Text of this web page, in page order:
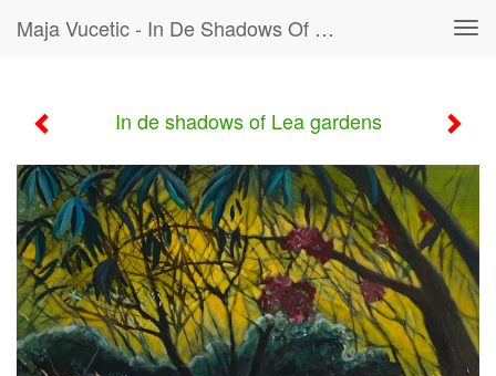
Maja Vucetic - In De Shadows Of Lea Gardens
In de shadows of Lea gardens